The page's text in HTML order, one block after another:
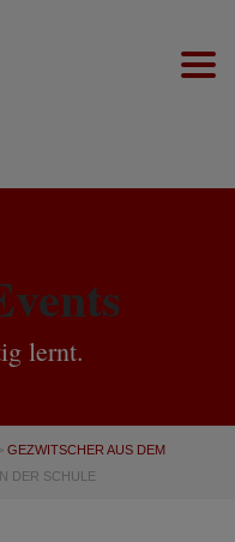
lernt.
GEZWITSCHER AUS DEM
DER SCHULE